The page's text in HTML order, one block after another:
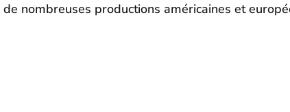
nombreuses productions américaines et